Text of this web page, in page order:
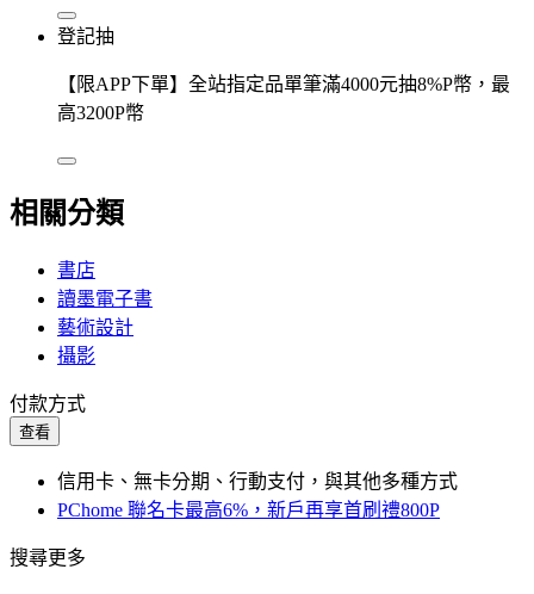
登記抽
【限APP下單】全站指定品單筆滿4000元抽8%P幣，最
高3200P幣
相關分類
書店
讀墨電子書
藝術設計
攝影
付款方式
查看
信用卡、無卡分期、行動支付，與其他多種方式
PChome 聯名卡最高6%，新戶再享首刷禮800P
搜尋更多